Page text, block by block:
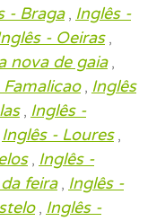
- Braga, Inglês -
- Oeiras,
nova de gaia,
, Inglês
, Inglês -
Inglês - Loures,
, Inglês -
feira, Inglês -
, Inglês -